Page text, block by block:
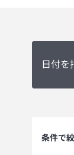
・アレ
恐れ入
日付を
条件で